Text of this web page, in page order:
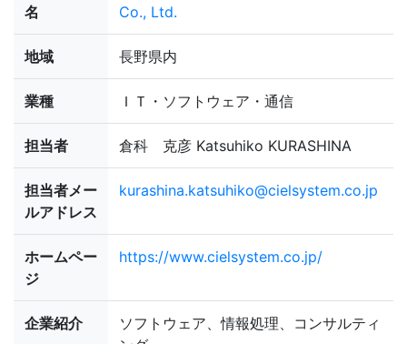
名
Co., Ltd.
地域 長野県内
業種 ＩＴ・ソフトウェア・通信
担当者 倉科 克彦 Katsuhiko KURASHINA
担当者メー
ルアドレス
kurashina.katsuhiko@cielsystem.co.jp
ホームペー
ジ
https://www.cielsystem.co.jp/
企業紹介
ソフトウェア、情報処理、コンサルティ